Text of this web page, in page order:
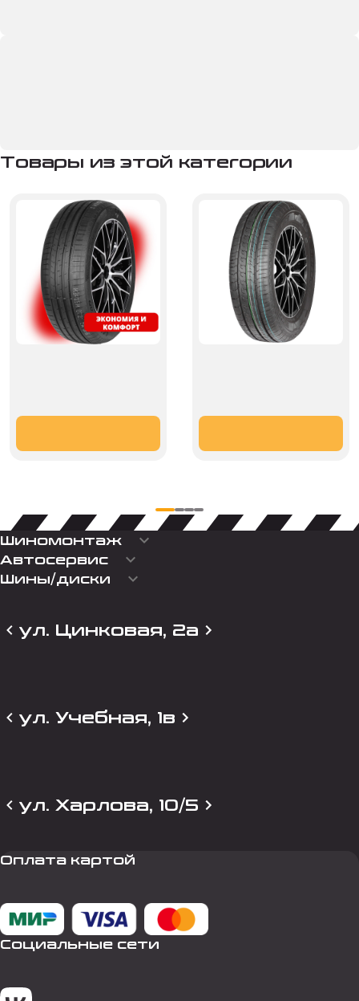
Товары из этой категории
Шиномонтаж keyboard_arrow_down
Автосервис keyboard_arrow_down
Шины/диски keyboard_arrow_down
ул. Цинковая, 2а
ул. Учебная, 1в
ул. Харлова, 10/5
Оплата картой
Социальные сети